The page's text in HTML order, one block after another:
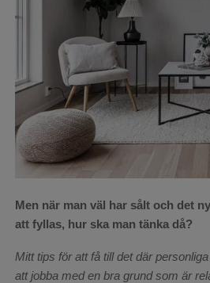
Men när man väl har sålt och det
att fyllas, hur ska man tänka då?
Mitt tips för att få till det där
att jobba med en bra grund som är